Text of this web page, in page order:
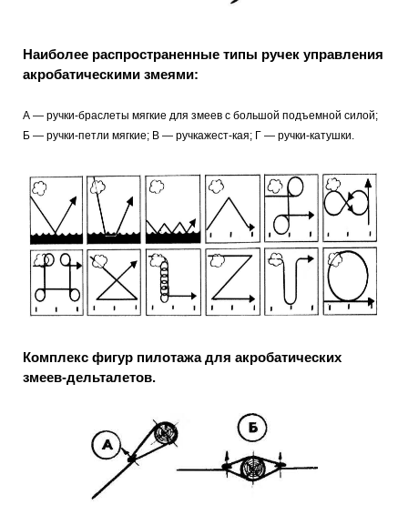
Наиболее распространенные типы ручек управления
акробатическими змеями:
А — ручки-браслеты мягкие для змеев с большой подъемной силой;
Б — ручки-петли мягкие; В — ручкажест-кая; Г — ручки-катушки.
Комплекс фигур пилотажа для акробатических
змеев-дельталетов.